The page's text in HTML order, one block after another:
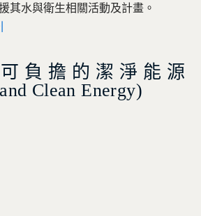
其水與衛生相關活動及計畫。
負擔的潔淨能源
Clean Energy)